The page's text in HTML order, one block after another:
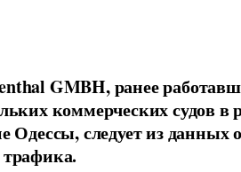
GMBH, ранее
коммерческих судов в
Одессы, следует из данных